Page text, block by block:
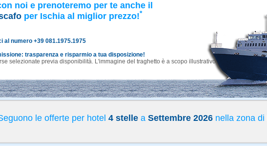
noi e prenoteremo per te anche il
per Ischia al miglior prezzo!*
al numero +39 081.1975.1975
trasparenza e risparmio a tua disposizione!
selezionate previa disponibilità. L'immagine del traghetto è a scopo illustrativo.
le offerte per hotel 4 stellea Settembre 2026nella zona di